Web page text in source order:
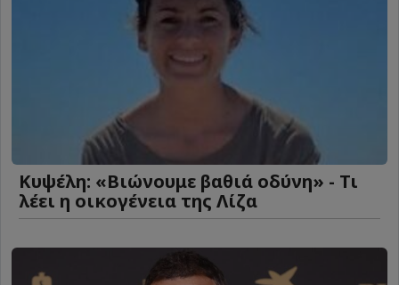
Κυψέλη: «Βιώνουμε βαθιά οδύνη» - Τι
λέει η οικογένεια της Λίζα